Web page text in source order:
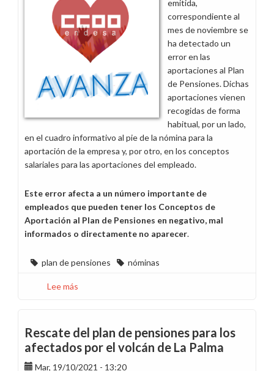
España
emitida,
correspondiente al
mes de noviembre se
ha detectado un
error en las
aportaciones al Plan
de Pensiones. Dichas
aportaciones vienen
recogidas de forma
habitual, por un lado,
en el cuadro informativo al pie de la nómina para la
aportación de la empresa y, por otro, en los conceptos
salariales para las aportaciones del empleado.
Este error afecta a un número importante de
empleados que pueden tener los Conceptos de
Aportación al Plan de Pensiones en negativo, mal
informados o directamente no aparecer.
plan de pensiones nóminas
Lee más
nómina
en
la
aportación
Rescate del plan de pensiones para los
afectados por el volcán de La Palma
Mar, 19/10/2021 - 13:20